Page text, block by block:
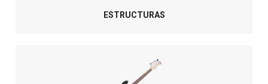
ESTRUCTURAS